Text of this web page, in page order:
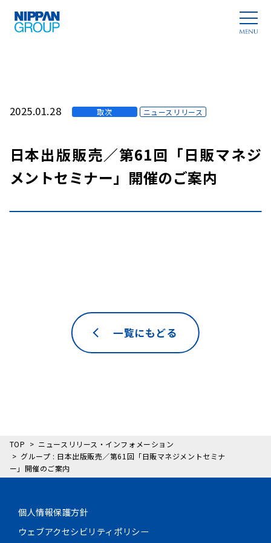
2025.01.28 取次 ニュースリリース
日本出版販売／第61回「日販マネジ
メントセミナー」開催のご案内
一覧にもどる
TOP
ニュースリリース・インフォメーション
グループ : 日本出版販売／第61回「日販マネジメントセミナ
ー」開催のご案内
個人情報保護方針
ウェブアクセシビリティポリシー